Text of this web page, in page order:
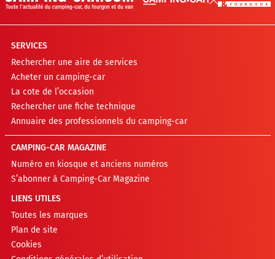
SERVICES
Rechercher une aire de services
Acheter un camping-car
La cote de l’occasion
Rechercher une fiche technique
Annuaire des professionnels du camping-car
CAMPING-CAR MAGAZINE
Numéro en kiosque et anciens numéros
S’abonner à Camping-Car Magazine
LIENS UTILES
Toutes les marques
Plan de site
Cookies